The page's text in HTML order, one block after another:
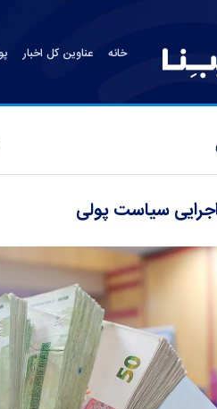
خانه عناوین کل اخبار
سیاست پولی